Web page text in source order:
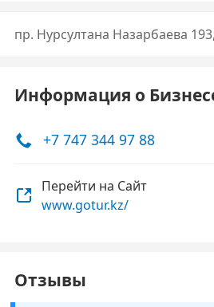
пр. Нурсултана Назарбаева
Информация о
+7 747 344 97 88
Перейти на Сайт
www.gotur.kz/
Отзывы